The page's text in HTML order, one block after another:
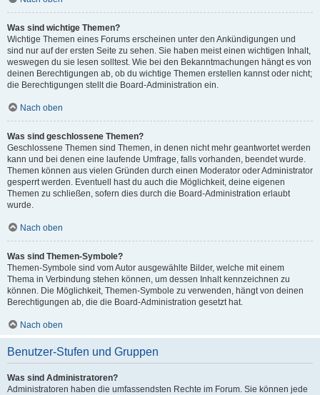
Was sind wichtige Themen?
Wichtige Themen eines Forums erscheinen unter den Ankündigungen und
sind nur auf der ersten Seite zu sehen. Sie haben meist einen wichtigen Inhalt,
weswegen du sie lesen solltest. Wie bei den Bekanntmachungen hängt es von
deinen Berechtigungen ab, ob du wichtige Themen erstellen kannst oder nicht;
die Berechtigungen stellt die Board-Administration ein.
Nach oben
Was sind geschlossene Themen?
Geschlossene Themen sind Themen, in denen nicht mehr geantwortet werden
kann und bei denen eine laufende Umfrage, falls vorhanden, beendet wurde.
Themen können aus vielen Gründen durch einen Moderator oder Administrator
gesperrt werden. Eventuell hast du auch die Möglichkeit, deine eigenen
Themen zu schließen, sofern dies durch die Board-Administration erlaubt
wurde.
Nach oben
Was sind Themen-Symbole?
Themen-Symbole sind vom Autor ausgewählte Bilder, welche mit einem
Thema in Verbindung stehen können, um dessen Inhalt kennzeichnen zu
können. Die Möglichkeit, Themen-Symbole zu verwenden, hängt von deinen
Berechtigungen ab, die die Board-Administration gesetzt hat.
Nach oben
Benutzer-Stufen und Gruppen
Was sind Administratoren?
Administratoren haben die umfassendsten Rechte im Forum. Sie können jede